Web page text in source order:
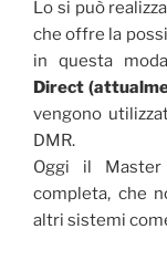
Lo si può
che offre la
in questa
Direct
vengono
DMR.
Oggi il
completa, che
altri sistemi